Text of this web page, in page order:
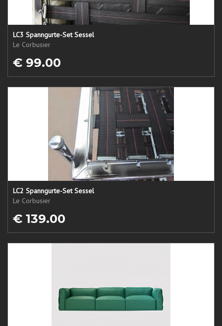
LC3 Spanngurte-Set Sessel
Le Corbusier
€ 99.00
LC2 Spanngurte-Set Sessel
Le Corbusier
€ 139.00